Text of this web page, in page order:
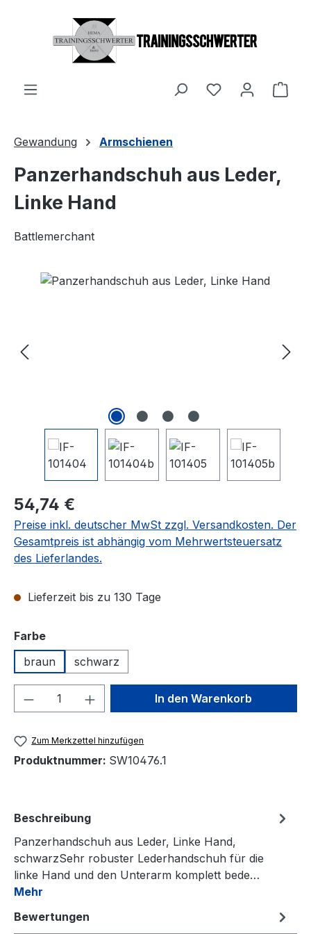
Zum Hauptinhalt springen
Du hast 0
Gewandung Armschienen
Panzerhandschuh aus Leder,
Linke Hand
Battlemerchant
Bildergalerie überspringen
Regulärer Preis:
54,74 €
Preise inkl. deutscher MwSt zzgl. Versandkosten. Der
Gesamtpreis ist abhängig vom Mehrwertsteuersatz
des Lieferlandes.
Lieferzeit bis zu 130 Tage
Farbeauswählen
braun
schwarz
Produkt Anzahl: Gib denIn den Warenkorb
Zum Merkzettel hinzufügen
Produktnummer: SW10476.1
Beschreibung
Panzerhandschuh aus Leder, Linke Hand,
schwarzSehr robuster Lederhandschuh für die
linke Hand und den Unterarm komplett bede…
Mehr
Bewertungen